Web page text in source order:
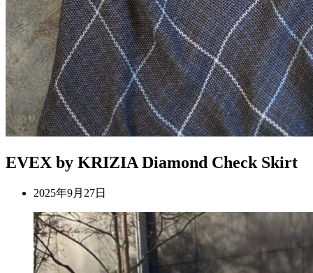
EVEX by KRIZIA Diamond Check Skirt
2025年9月27日